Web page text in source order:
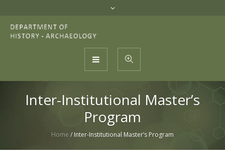
Inter-Institutional Master’s
Program
Home / Inter-Institutional Master’s Program